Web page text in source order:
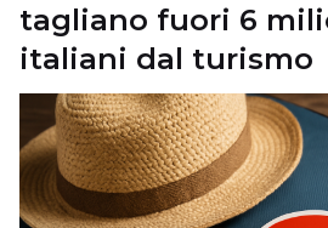
tagliano fuori 6
italiani dal turismo